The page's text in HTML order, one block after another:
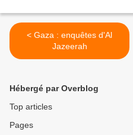
< Gaza : enquêtes d'Al
Jazeerah
Hébergé par Overblog
Top articles
Pages